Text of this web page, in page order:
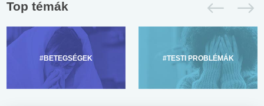
Top témák
#BETEGSÉGEK #TESTI PROBLÉMÁK